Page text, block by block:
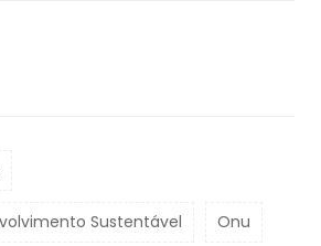
Sustentável Onu